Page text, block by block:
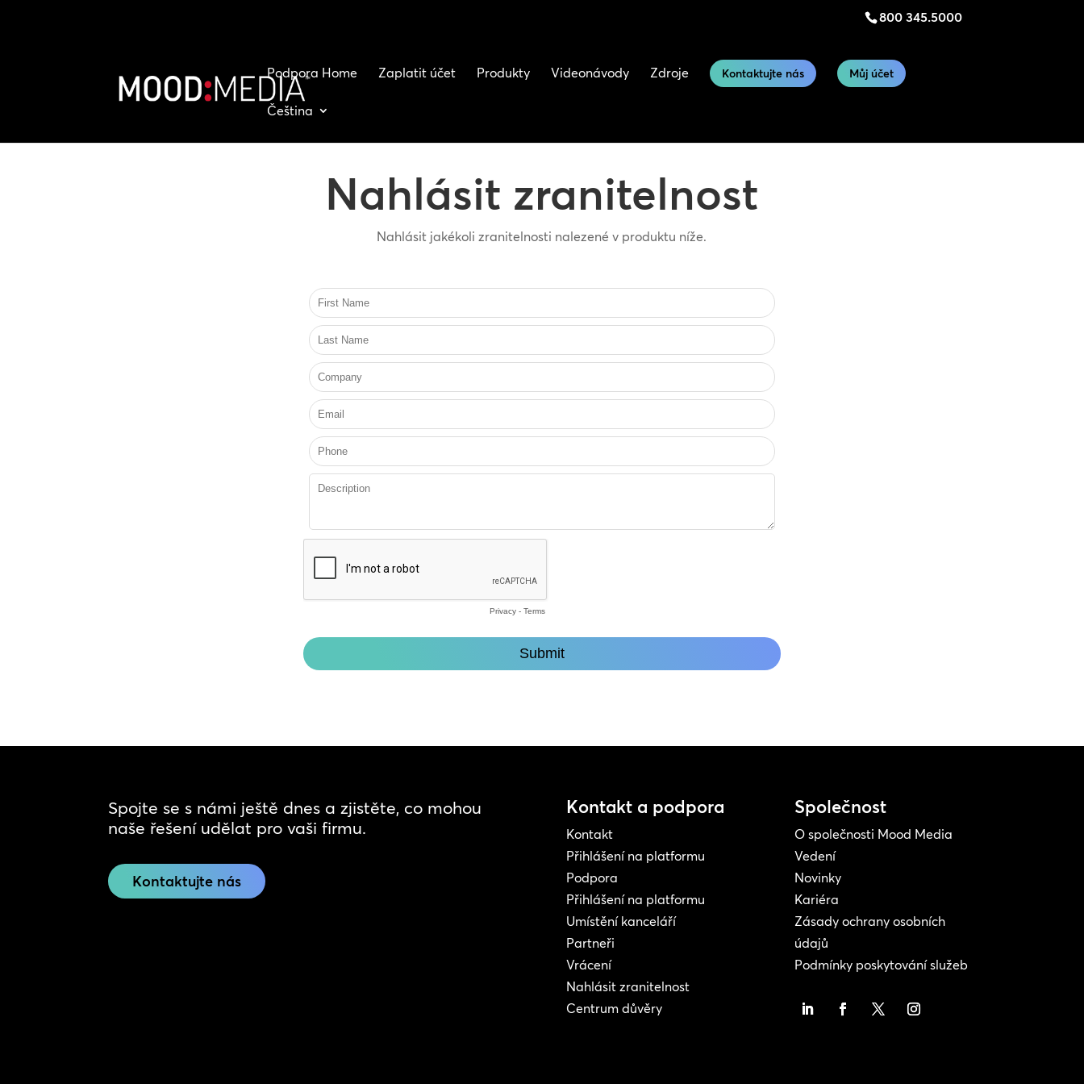
800 345.5000
Podpora Home Zaplatit účet Produkty Videonávody Zdroje Kontaktujte nás Můj účet
Čeština
Nahlásit zranitelnost
Nahlásit jakékoli zranitelnosti nalezené v produktu níže.
Spojte se s námi ještě dnes a zjistěte, co mohou
naše řešení udělat pro vaši firmu.
Kontaktujte nás
Kontakt a podpora
Kontakt
Přihlášení na platformu
Podpora
Přihlášení na platformu
Umístění kanceláří
Partneři
Vrácení
Nahlásit zranitelnost
Centrum důvěry
Společnost
O společnosti Mood Media
Vedení
Novinky
Kariéra
Zásady ochrany osobních
údajů
Podmínky poskytování služeb